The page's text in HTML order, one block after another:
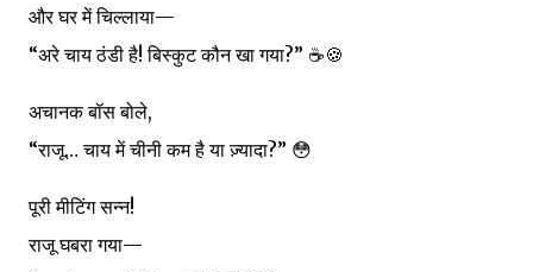
और घर में चिल्लाया—
“अरे चाय ठंडी है! बिस्कुट कौन खा गया?” ☕🍪
अचानक बॉस बोले,
“राजू… चाय में चीनी कम है या ज़्यादा?” 😳
पूरी मीटिंग सन्न!
राजू घबरा गया—